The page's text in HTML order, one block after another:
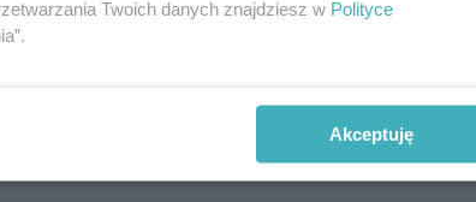
schorzeń warto
Twoich danych znajdziesz w Polityce
Akceptuję